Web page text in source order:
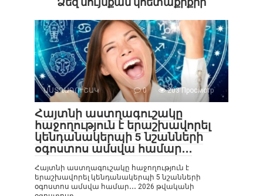
ԱՍՏՂԱԳՈՒՇԱԿ 0 203 Просмотр
Հայտնի աստղագուշակը
հաջողություն է երաշխավորել
կենդանակերպի 5 նշանների
օգոստոս ամսվա համար․․․
Հայտնի աստղագուշակը հաջողություն է
երաշխավորել կենդանակերպի 5 նշանների
օգոստոս ամսվա համար․․․ 2026 թվականի